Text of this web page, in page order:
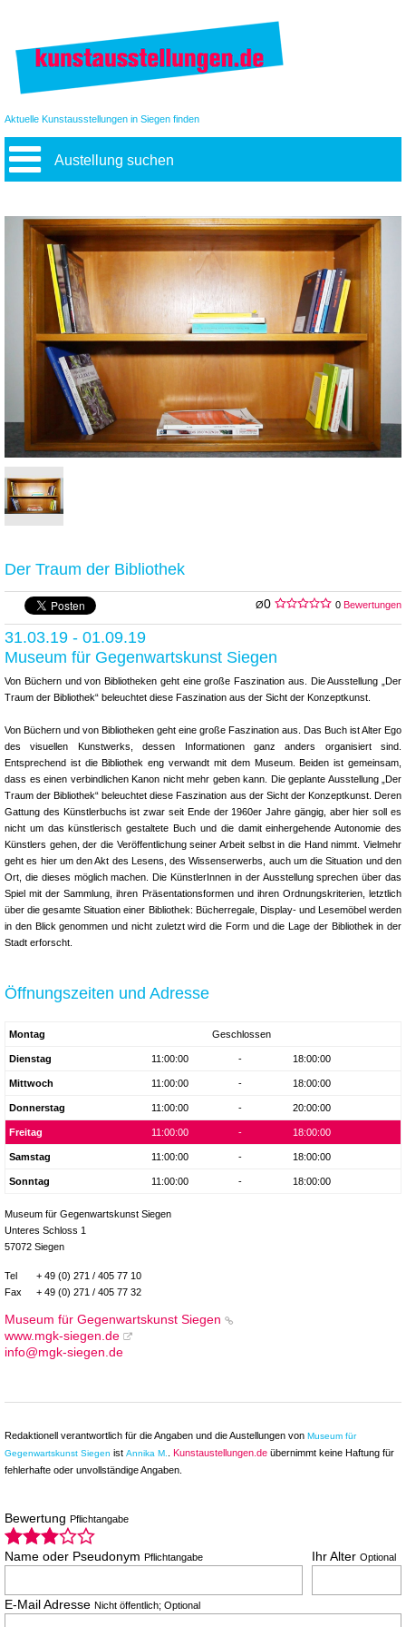
Aktuelle Kunstausstellungen in Siegen finden
Austellung suchen
Der Traum der Bibliothek
Ø0 0 Bewertungen
31.03.19 - 01.09.19
Museum für Gegenwartskunst Siegen
Von Büchern und von Bibliotheken geht eine große Faszination aus. Die Ausstellung „Der
Traum der Bibliothek“ beleuchtet diese Faszination aus der Sicht der Konzeptkunst.
Von Büchern und von Bibliotheken geht eine große Faszination aus. Das Buch ist Alter Ego
des visuellen Kunstwerks, dessen Informationen ganz anders organisiert sind.
Entsprechend ist die Bibliothek eng verwandt mit dem Museum. Beiden ist gemeinsam,
dass es einen verbindlichen Kanon nicht mehr geben kann. Die geplante Ausstellung „Der
Traum der Bibliothek“ beleuchtet diese Faszination aus der Sicht der Konzeptkunst. Deren
Gattung des Künstler­buchs ist zwar seit Ende der 1960er Jahre gängig, aber hier soll es
nicht um das künstlerisch gestaltete Buch und die damit einhergehende Autonomie des
Künstlers gehen, der die Veröffentlichung seiner Arbeit selbst in die Hand nimmt. Vielmehr
geht es hier um den Akt des Lesens, des Wissens­erwerbs, auch um die Situation und den
Ort, die dieses möglich machen. Die KünstlerInnen in der Ausstellung sprechen über das
Spiel mit der Samm­lung, ihren Präsentationsformen und ihren Ordnungskriterien, letztlich
über die gesamte Situation einer Bibliothek: Bücherregale, Display- und Lesemöbel werden
in den Blick genommen und nicht zuletzt wird die Form und die Lage der Bibliothek in der
Stadt erforscht.
Öffnungszeiten und Adresse
Montag Geschlossen
Dienstag 11:00:00 - 18:00:00
Mittwoch 11:00:00 - 18:00:00
Donnerstag 11:00:00 - 20:00:00
Freitag 11:00:00 - 18:00:00
Samstag 11:00:00 - 18:00:00
Sonntag 11:00:00 - 18:00:00
Museum für Gegenwartskunst Siegen
Unteres Schloss 1
57072 Siegen
Tel
+ 49 (0) 271 / 405 77 10
Fax
+ 49 (0) 271 / 405 77 32
Museum für Gegenwartskunst Siegen
www.mgk-siegen.de
info@mgk-siegen.de
Redaktionell verantwortlich für die Angaben und die Austellungen von Museum für
Gegenwartskunst Siegen ist Annika M. Kunstaustellungen.de übernimmt keine Haftung für
fehlerhafte oder unvollständige Angaben.
Bewertung Pflichtangabe
Name oder Pseudonym Pflichtangabe Ihr Alter Optional
E-Mail Adresse Nicht öffentlich; Optional